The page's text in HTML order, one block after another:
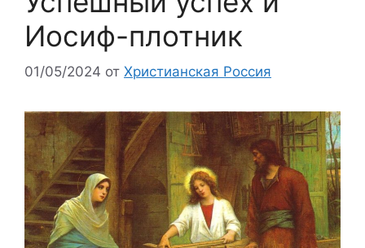
Иосиф-плотник
01/05/2024 от Христианская Россия